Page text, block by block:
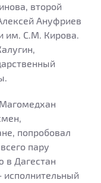
второй
Ануфриев
им. С.М. Кирова.
попробовал
пару
в Дагестан